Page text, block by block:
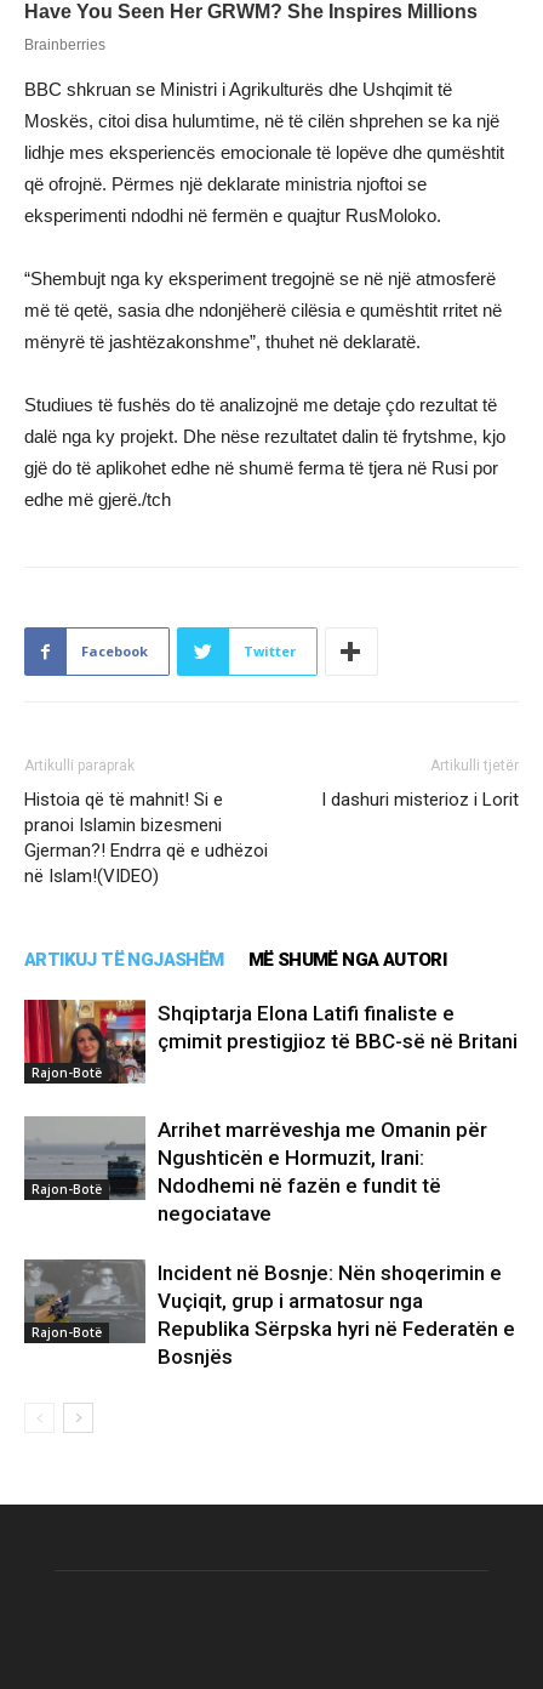
BBC shkruan se Ministri i Agrikulturës dhe Ushqimit të
Moskës, citoi disa hulumtime, në të cilën shprehen se ka një
lidhje mes eksperiencës emocionale të lopëve dhe qumështit
që ofrojnë. Përmes një deklarate ministria njoftoi se
eksperimenti ndodhi në fermën e quajtur RusMoloko.
“Shembujt nga ky eksperiment tregojnë se në një atmosferë
më të qetë, sasia dhe ndonjëherë cilësia e qumështit rritet në
mënyrë të jashtëzakonshme”, thuhet në deklaratë.
Studiues të fushës do të analizojnë me detaje çdo rezultat të
dalë nga ky projekt. Dhe nëse rezultatet dalin të frytshme, kjo
gjë do të aplikohet edhe në shumë ferma të tjera në Rusi por
edhe më gjerë./tch
Facebook Twitter
Artikulli paraprak
Histoia që të mahnit! Si e
pranoi Islamin bizesmeni
Gjerman?! Endrra që e udhëzoi
në Islam!(VIDEO)
Artikulli tjetër
I dashuri misterioz i Lorit
ARTIKUJ TË NGJASHËM MË SHUMË NGA AUTORI
Rajon-Botë
Shqiptarja Elona Latifi finaliste e
çmimit prestigjioz të BBC-së në Britani
Rajon-Botë
Arrihet marrëveshja me Omanin për
Ngushticën e Hormuzit, Irani:
Ndodhemi në fazën e fundit të
negociatave
Rajon-Botë
Incident në Bosnje: Nën shoqerimin e
Vuçiqit, grup i armatosur nga
Republika Sërpska hyri në Federatën e
Bosnjës